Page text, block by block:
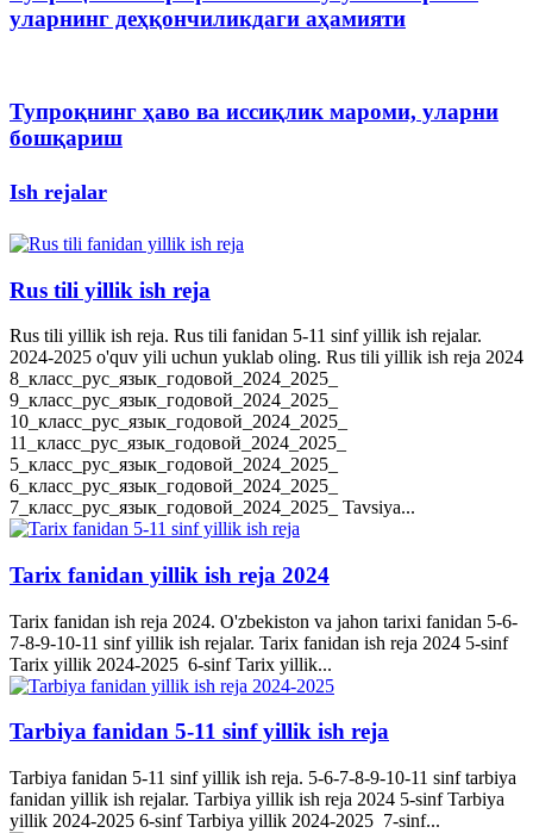
уларнинг деҳқончиликдаги аҳамияти
Тупроқнинг ҳаво ва иссиқлик мароми, уларни
бошқариш
Ish rejalar
Rus tili yillik ish reja
Rus tili yillik ish reja. Rus tili fanidan 5-11 sinf yillik ish rejalar.
2024-2025 o'quv yili uchun yuklab oling. Rus tili yillik ish reja 2024
8_класс_рус_язык_годовой_2024_2025_
9_класс_рус_язык_годовой_2024_2025_
10_класс_рус_язык_годовой_2024_2025_
11_класс_рус_язык_годовой_2024_2025_
5_класс_рус_язык_годовой_2024_2025_
6_класс_рус_язык_годовой_2024_2025_
7_класс_рус_язык_годовой_2024_2025_ Tavsiya...
Tarix fanidan yillik ish reja 2024
Tarix fanidan ish reja 2024. O'zbekiston va jahon tarixi fanidan 5-6-
7-8-9-10-11 sinf yillik ish rejalar. Tarix fanidan ish reja 2024 5-sinf
Tarix yillik 2024-2025 6-sinf Tarix yillik...
Tarbiya fanidan 5-11 sinf yillik ish reja
Tarbiya fanidan 5-11 sinf yillik ish reja. 5-6-7-8-9-10-11 sinf tarbiya
fanidan yillik ish rejalar. Tarbiya yillik ish reja 2024 5-sinf Tarbiya
yillik 2024-2025 6-sinf Tarbiya yillik 2024-2025 7-sinf...